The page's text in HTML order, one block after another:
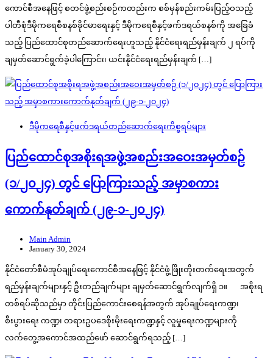
ကောင်စီအနေဖြင့် စတင်ဖွဲ့စည်းစဉ်ကတည်းက စစ်မှန်စည်းကမ်းပြည့်ဝသည့်
ပါတီစုံဒီမိုကရေစီစနစ်ခိုင်မာရေးနှင့် ဒီမိုကရေစီနှင့်ဖက်ဒရယ်စနစ်ကို အခြေခံ
သည့် ပြည်ထောင်စုတည်ဆောက်ရေးဟူသည့် နိုင်ငံရေးရည်မှန်းချက် ၂ ရပ်ကို
ချမှတ်ဆောင်ရွက်ခဲ့ပါကြောင်း၊ ယင်းနိုင်ငံရေးရည်မှန်းချက် […]
ဒီမိုကရေစီနှင့်ဖက်ဒရယ်တည်ဆောက်‌ရေးကိစ္စရပ်များ
ပြည်ထောင်စုအစိုးရအဖွဲ့အစည်းအဝေးအမှတ်စဉ်
(၁/၂၀၂၄) တွင် ပြောကြားသည့် အမှာစကား
ကောက်နုတ်ချက် (၂၉-၁-၂၀၂၄)
Main Admin
January 30, 2024
နိုင်ငံတော်စီမံအုပ်ချုပ်ရေးကောင်စီအနေဖြင့် နိုင်ငံဖွံ့ဖြိုးတိုးတက်ရေးအတွက်
ရည်မှန်းချက်များနှင့် ဦးတည်ချက်များ ချမှတ်ဆောင်ရွက်လျက်ရှိ ၁။ အစိုးရ
တစ်ရပ်ဆိုသည်မှာ တိုင်းပြည်ကောင်းစေရန်အတွက် အုပ်ချုပ်ရေးကဏ္ဍ၊
စီးပွားရေး ကဏ္ဍ၊ တရားဥပဒေစိုးမိုးရေးကဏ္ဍနှင့် လူမှုရေးကဏ္ဍများကို
လက်တွေ့အကောင်အထည်ဖော် ဆောင်ရွက်ရသည့် […]